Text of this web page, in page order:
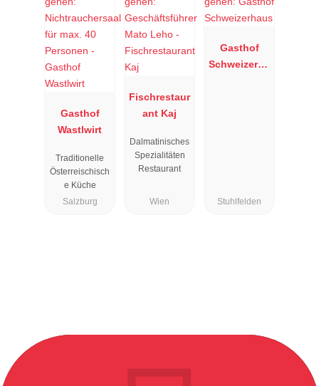
Gasthof
Wastlwirt
Traditionelle
Österreischisch
e Küche
Salzburg
Fischrestaur
ant Kaj
Dalmatinisches
Spezialitäten
Restaurant
Wien
Gasthof
Schweizerha
Stuhlfelden